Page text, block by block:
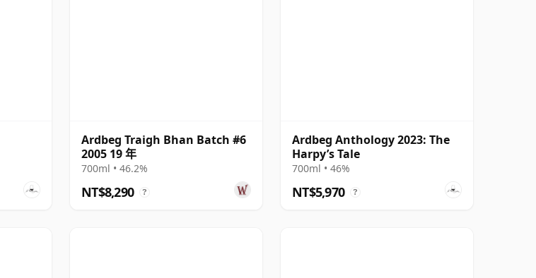
Ardbeg Traigh Bhan Batch #6
2005 19 年
700ml • 46.2%
NT$8,290 ?
Ardbeg Anthology 2023: The
Harpy’s Tale
700ml • 46%
NT$5,970 ?